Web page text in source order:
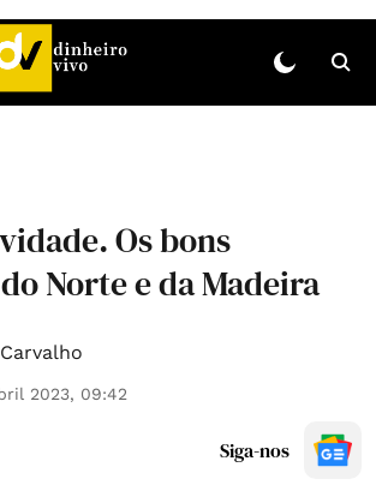
Os bons
Norte e da Madeira
2023, 09:42
Siga-nos